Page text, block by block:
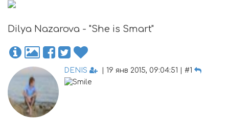
Dilya Nazarova - "She is Smart"
DENIS | 19 янв 2015, 09:04:51 | #1